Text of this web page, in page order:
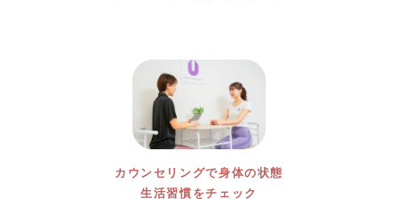
カウンセリングで身体の状態
生活習慣をチェック